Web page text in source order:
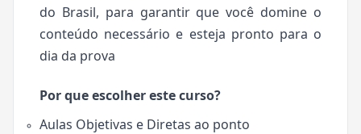
do Brasil, para garantir que você domine o
conteúdo necessário e esteja pronto para o
dia da prova
Por que escolher este curso?
Aulas Objetivas e Diretas ao ponto